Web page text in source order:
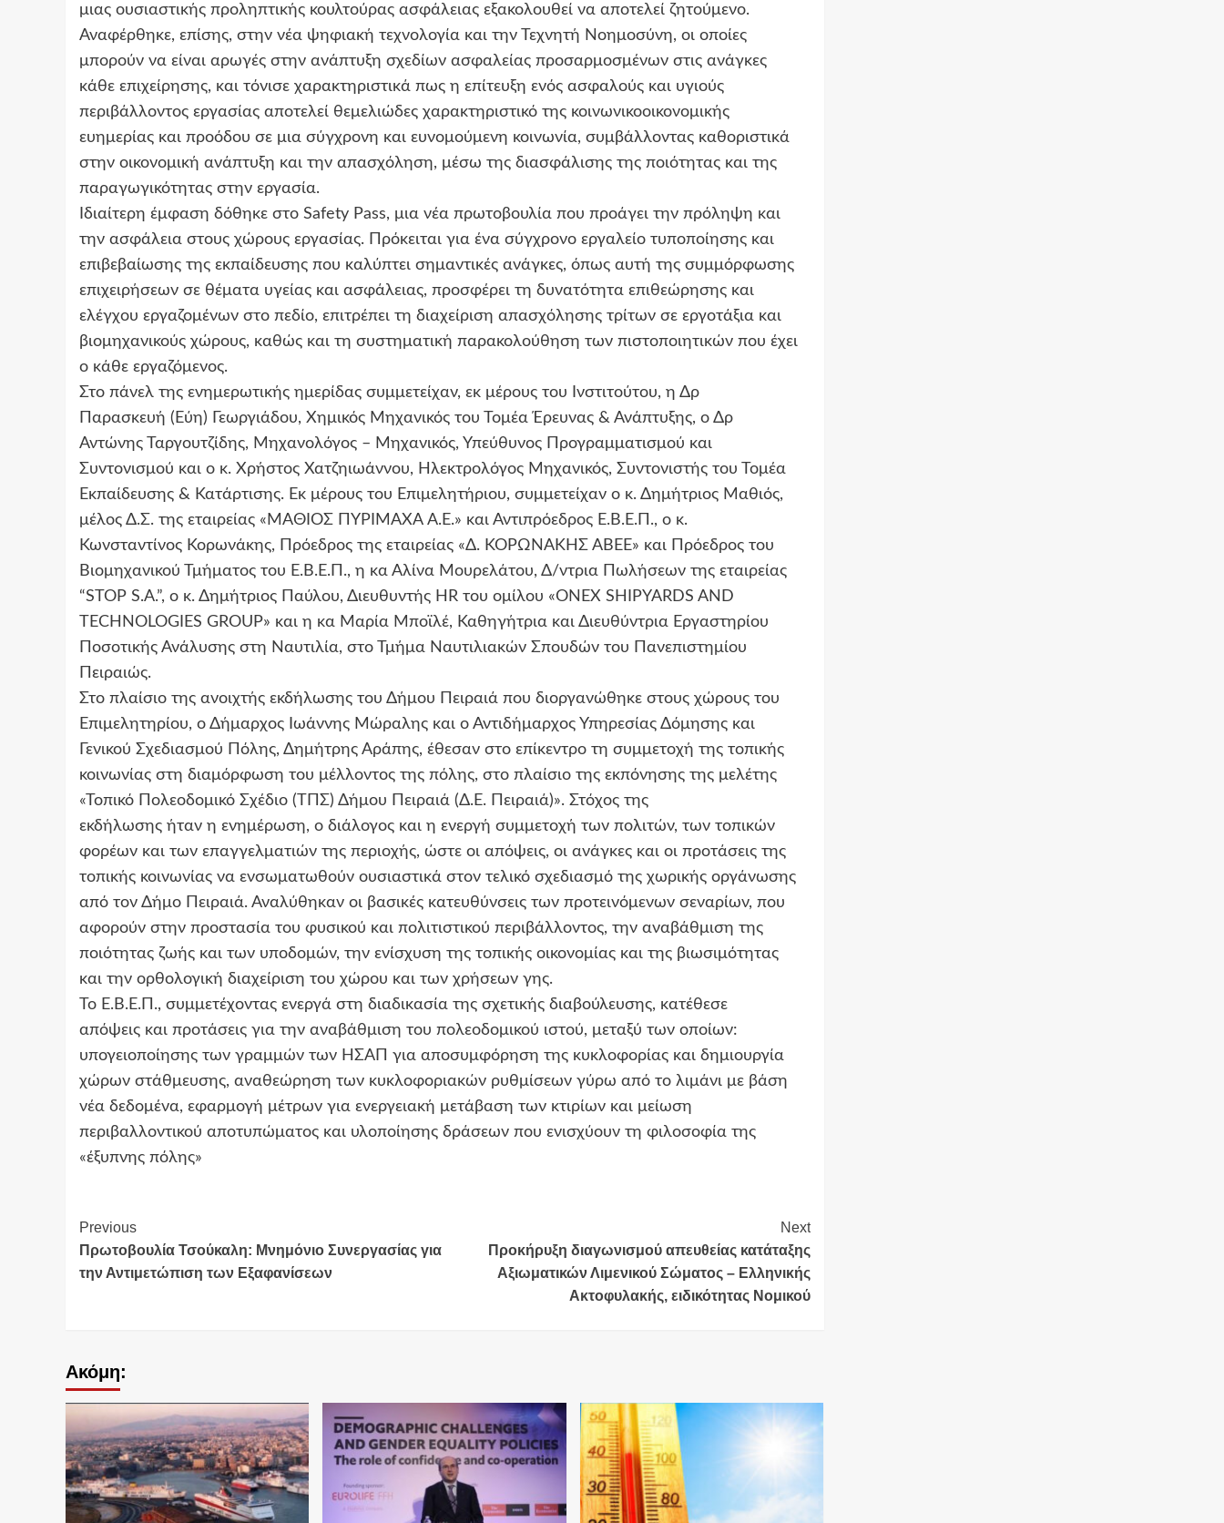
μιας ουσιαστικής προληπτικής κουλτούρας ασφάλειας εξακολουθεί να αποτελεί ζητούμενο.
Αναφέρθηκε, επίσης, στην νέα ψηφιακή τεχνολογία και την Τεχνητή Νοημοσύνη, οι οποίες
μπορούν να είναι αρωγές στην ανάπτυξη σχεδίων ασφαλείας προσαρμοσμένων στις ανάγκες
κάθε επιχείρησης, και τόνισε χαρακτηριστικά πως η επίτευξη ενός ασφαλούς και υγιούς
περιβάλλοντος εργασίας αποτελεί θεμελιώδες χαρακτηριστικό της κοινωνικοοικονομικής
ευημερίας και προόδου σε μια σύγχρονη και ευνομούμενη κοινωνία, συμβάλλοντας καθοριστικά
στην οικονομική ανάπτυξη και την απασχόληση, μέσω της διασφάλισης της ποιότητας και της
παραγωγικότητας στην εργασία.
Ιδιαίτερη έμφαση δόθηκε στο Safety Pass, μια νέα πρωτοβουλία που προάγει την πρόληψη και
την ασφάλεια στους χώρους εργασίας. Πρόκειται για ένα σύγχρονο εργαλείο τυποποίησης και
επιβεβαίωσης της εκπαίδευσης που καλύπτει σημαντικές ανάγκες, όπως αυτή της συμμόρφωσης
επιχειρήσεων σε θέματα υγείας και ασφάλειας, προσφέρει τη δυνατότητα επιθεώρησης και
ελέγχου εργαζομένων στο πεδίο, επιτρέπει τη διαχείριση απασχόλησης τρίτων σε εργοτάξια και
βιομηχανικούς χώρους, καθώς και τη συστηματική παρακολούθηση των πιστοποιητικών που έχει
ο κάθε εργαζόμενος.
Στο πάνελ της ενημερωτικής ημερίδας συμμετείχαν, εκ μέρους του Ινστιτούτου, η Δρ
Παρασκευή (Εύη) Γεωργιάδου, Χημικός Μηχανικός του Τομέα Έρευνας & Ανάπτυξης, ο Δρ
Αντώνης Ταργουτζίδης, Μηχανολόγος – Μηχανικός, Υπεύθυνος Προγραμματισμού και
Συντονισμού και ο κ. Χρήστος Χατζηιωάννου, Ηλεκτρολόγος Μηχανικός, Συντονιστής του Τομέα
Εκπαίδευσης & Κατάρτισης. Εκ μέρους του Επιμελητήριου, συμμετείχαν ο κ. Δημήτριος Μαθιός,
μέλος Δ.Σ. της εταιρείας «ΜΑΘΙΟΣ ΠΥΡΙΜΑΧΑ Α.Ε.» και Αντιπρόεδρος Ε.Β.Ε.Π., ο κ.
Κωνσταντίνος Κορωνάκης, Πρόεδρος της εταιρείας «Δ. ΚΟΡΩΝΑΚΗΣ ΑΒΕΕ» και Πρόεδρος του
Βιομηχανικού Τμήματος του Ε.Β.Ε.Π., η κα Αλίνα Μουρελάτου, Δ/ντρια Πωλήσεων της εταιρείας
“STOP S.A.”, ο κ. Δημήτριος Παύλου, Διευθυντής HR του ομίλου «ONEX SHIPYARDS AND
TECHNOLOGIES GROUP» και η κα Μαρία Μποϊλέ, Καθηγήτρια και Διευθύντρια Εργαστηρίου
Ποσοτικής Ανάλυσης στη Ναυτιλία, στο Τμήμα Ναυτιλιακών Σπουδών του Πανεπιστημίου
Πειραιώς.
Στο πλαίσιο της ανοιχτής εκδήλωσης του Δήμου Πειραιά που διοργανώθηκε στους χώρους του
Επιμελητηρίου, ο Δήμαρχος Ιωάννης Μώραλης και ο Αντιδήμαρχος Υπηρεσίας Δόμησης και
Γενικού Σχεδιασμού Πόλης, Δημήτρης Αράπης, έθεσαν στο επίκεντρο τη συμμετοχή της τοπικής
κοινωνίας στη διαμόρφωση του μέλλοντος της πόλης, στο πλαίσιο της εκπόνησης της μελέτης
«Τοπικό Πολεοδομικό Σχέδιο (ΤΠΣ) Δήμου Πειραιά (Δ.Ε. Πειραιά)». Στόχος της
εκδήλωσης ήταν η ενημέρωση, ο διάλογος και η ενεργή συμμετοχή των πολιτών, των τοπικών
φορέων και των επαγγελματιών της περιοχής, ώστε οι απόψεις, οι ανάγκες και οι προτάσεις της
τοπικής κοινωνίας να ενσωματωθούν ουσιαστικά στον τελικό σχεδιασμό της χωρικής οργάνωσης
από τον Δήμο Πειραιά. Αναλύθηκαν οι βασικές κατευθύνσεις των προτεινόμενων σεναρίων, που
αφορούν στην προστασία του φυσικού και πολιτιστικού περιβάλλοντος, την αναβάθμιση της
ποιότητας ζωής και των υποδομών, την ενίσχυση της τοπικής οικονομίας και της βιωσιμότητας
και την ορθολογική διαχείριση του χώρου και των χρήσεων γης.
Το Ε.Β.Ε.Π., συμμετέχοντας ενεργά στη διαδικασία της σχετικής διαβούλευσης, κατέθεσε
απόψεις και προτάσεις για την αναβάθμιση του πολεοδομικού ιστού, μεταξύ των οποίων:
υπογειοποίησης των γραμμών των ΗΣΑΠ για αποσυμφόρηση της κυκλοφορίας και δημιουργία
χώρων στάθμευσης, αναθεώρηση των κυκλοφοριακών ρυθμίσεων γύρω από το λιμάνι με βάση
νέα δεδομένα, εφαρμογή μέτρων για ενεργειακή μετάβαση των κτιρίων και μείωση
περιβαλλοντικού αποτυπώματος και υλοποίησης δράσεων που ενισχύουν τη φιλοσοφία της
«έξυπνης πόλης»
Continue
Reading
Previous
Πρωτοβουλία Τσούκαλη: Μνημόνιο Συνεργασίας για
την Αντιμετώπιση των Εξαφανίσεων
Next
Προκήρυξη διαγωνισμού απευθείας κατάταξης
Αξιωματικών Λιμενικού Σώματος – Ελληνικής
Ακτοφυλακής, ειδικότητας Νομικού
Ακόμη: